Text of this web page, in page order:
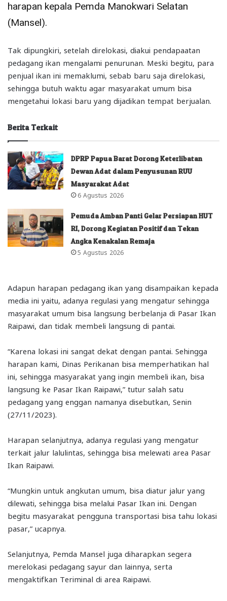
harapan kepala Pemda Manokwari Selatan
(Mansel).
Tak dipungkiri, setelah direlokasi, diakui pendapaatan
pedagang ikan mengalami penurunan. Meski begitu, para
penjual ikan ini memaklumi, sebab baru saja direlokasi,
sehingga butuh waktu agar masyarakat umum bisa
mengetahui lokasi baru yang dijadikan tempat berjualan.
Berita Terkait
DPRP Papua Barat Dorong Keterlibatan
Dewan Adat dalam Penyusunan RUU
Masyarakat Adat
6 Agustus 2026
Pemuda Amban Panti Gelar Persiapan HUT
RI, Dorong Kegiatan Positif dan Tekan
Angka Kenakalan Remaja
5 Agustus 2026
Adapun harapan pedagang ikan yang disampaikan kepada
media ini yaitu, adanya regulasi yang mengatur sehingga
masyarakat umum bisa langsung berbelanja di Pasar Ikan
Raipawi, dan tidak membeli langsung di pantai.
“Karena lokasi ini sangat dekat dengan pantai. Sehingga
harapan kami, Dinas Perikanan bisa memperhatikan hal
ini, sehingga masyarakat yang ingin membeli ikan, bisa
langsung ke Pasar Ikan Raipawi,” tutur salah satu
pedagang yang enggan namanya disebutkan, Senin
(27/11/2023).
Harapan selanjutnya, adanya regulasi yang mengatur
terkait jalur lalulintas, sehingga bisa melewati area Pasar
Ikan Raipawi.
“Mungkin untuk angkutan umum, bisa diatur jalur yang
dilewati, sehingga bisa melalui Pasar Ikan ini. Dengan
begitu masyarakat pengguna transportasi bisa tahu lokasi
pasar,” ucapnya.
Selanjutnya, Pemda Mansel juga diharapkan segera
merelokasi pedagang sayur dan lainnya, serta
mengaktifkan Teriminal di area Raipawi.